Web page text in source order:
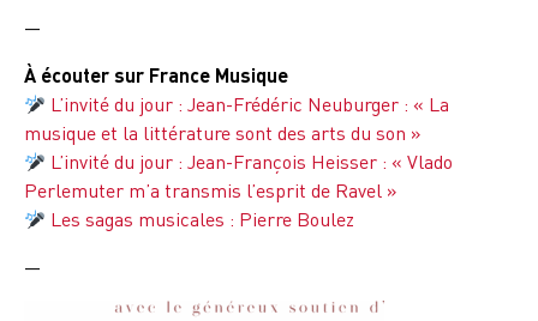
—
À écouter sur France Musique
L’invité du jour : Jean-Frédéric Neuburger : « La
musique et la littérature sont des arts du son »
L’invité du jour : Jean-François Heisser : « Vlado
Perlemuter m’a transmis l’esprit de Ravel »
Les sagas musicales : Pierre Boulez
—